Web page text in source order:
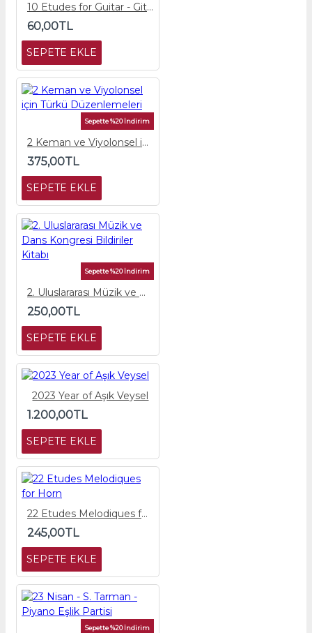
10 Etudes for Guitar - Gitar için 10 Etüt
60,00TL
SEPETE EKLE
Sepette %20 İndirim
2 Keman ve Viyolonsel için Türkü Düzenlemeleri
375,00TL
SEPETE EKLE
Sepette %20 İndirim
2. Uluslararası Müzik ve Dans Kongresi Bildiriler Kitabı
250,00TL
SEPETE EKLE
2023 Year of Aşık Veysel
1.200,00TL
SEPETE EKLE
22 Etudes Melodiques for Horn
245,00TL
SEPETE EKLE
Sepette %20 İndirim